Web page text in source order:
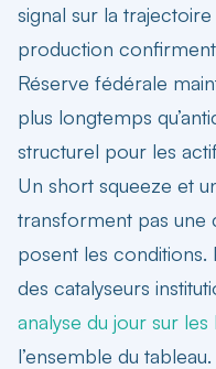
signal sur la
production
Réserve fédérale
plus longtemps
structurel pour les
Un short squeeze et
transforment pas une
posent les
des catalyseurs
analyse du jour sur les
l’ensemble du